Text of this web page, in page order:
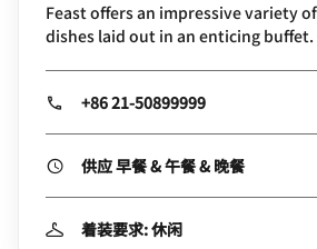
Feast offers an impressive variety
dishes laid out in an enticing buffet.
+86 21-50899999
供应 早餐 & 午餐 & 晚餐
着装要求: 休闲